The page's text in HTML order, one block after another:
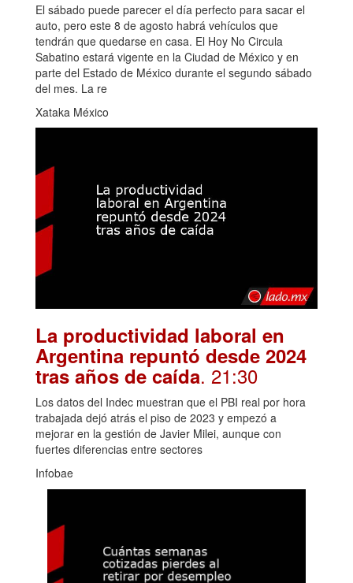
El sábado puede parecer el día perfecto para sacar el
auto, pero este 8 de agosto habrá vehículos que
tendrán que quedarse en casa. El Hoy No Circula
Sabatino estará vigente en la Ciudad de México y en
parte del Estado de México durante el segundo sábado
del mes. La re
Xataka México
La productividad laboral en
Argentina repuntó desde 2024
tras años de caída. 21:30
Los datos del Indec muestran que el PBI real por hora
trabajada dejó atrás el piso de 2023 y empezó a
mejorar en la gestión de Javier Milei, aunque con
fuertes diferencias entre sectores
Infobae